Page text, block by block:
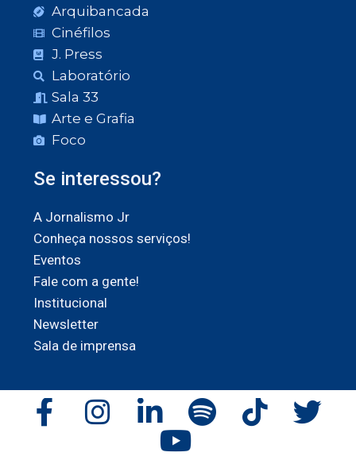
Arquibancada
Cinéfilos
J. Press
Laboratório
Sala 33
Arte e Grafia
Foco
Se interessou?
A Jornalismo Jr
Conheça nossos serviços!
Eventos
Fale com a gente!
Institucional
Newsletter
Sala de imprensa